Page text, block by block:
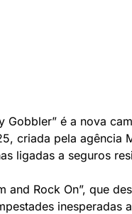
Gobbler” é a nova
criada pela agência
ligadas a seguros
Rock On”, que
inesperadas